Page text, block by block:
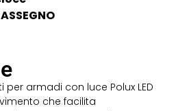
armadi con luce Polux LED
che facilita